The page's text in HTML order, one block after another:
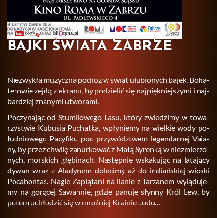
BAJKI ŚWIATA ZABRZE
Nie­zwy­kła mu­zycz­na po­dróż w świat ulu­bio­nych bajek. Bo­ha­
te­ro­wie zejdą z ekra­nu, by po­dzie­lić się naj­pięk­niej­szy­mi i naj­
bar­dziej zna­ny­mi utwo­ra­mi.
Po­czy­na­jąc od Stu­mi­lo­we­go Lasu, który zwie­dzi­my w to­wa­
rzy­stwie Ku­bu­sia Pu­chat­ka, wpły­nie­my na wiel­kie wody po­
łu­dnio­we­go Pa­cy­fi­ku pod przy­wódz­twem le­gen­dar­nej Va­ia­
ny, by przez chwi­lę za­nur­ko­wać z Małą Sy­ren­ką w nie­zmie­rzo­
nych, mor­skich głę­bi­nach. Na­stęp­nie wska­ku­jąc na la­ta­ją­cy
dywan wraz z Ala­dy­nem do­le­ci­my aż do in­diań­skiej wio­ski
Po­ca­hon­tas. Nagle Za­plą­ta­ni na lia­nie z Tar­za­nem wy­lą­du­je­
my na go­rą­cej Sa­wan­nie, gdzie pa­nu­je słyn­ny Król Lew, by
potem ochło­dzić się w mroź­niej Kra­inie Lodu…